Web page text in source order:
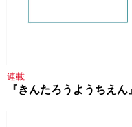
連載
『きんたろうようちえ